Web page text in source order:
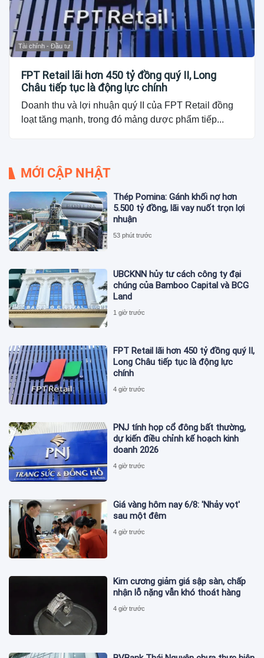
Tài chính - Đầu tư
FPT Retail lãi hơn 450 tỷ đồng quý II, Long
Châu tiếp tục là động lực chính
Doanh thu và lợi nhuận quý II của FPT Retail đồng
loạt tăng mạnh, trong đó mảng dược phẩm tiếp...
MỚI CẬP NHẬT
Thép Pomina: Gánh khối nợ hơn
5.500 tỷ đồng, lãi vay nuốt trọn lợi
nhuận
53 phút trước
UBCKNN hủy tư cách công ty đại
chúng của Bamboo Capital và BCG
Land
1 giờ trước
FPT Retail lãi hơn 450 tỷ đồng quý II,
Long Châu tiếp tục là động lực
chính
4 giờ trước
PNJ tính họp cổ đông bất thường,
dự kiến điều chỉnh kế hoạch kinh
doanh 2026
4 giờ trước
Giá vàng hôm nay 6/8: 'Nhảy vọt'
sau một đêm
4 giờ trước
Kim cương giảm giá sập sàn, chấp
nhận lỗ nặng vẫn khó thoát hàng
4 giờ trước